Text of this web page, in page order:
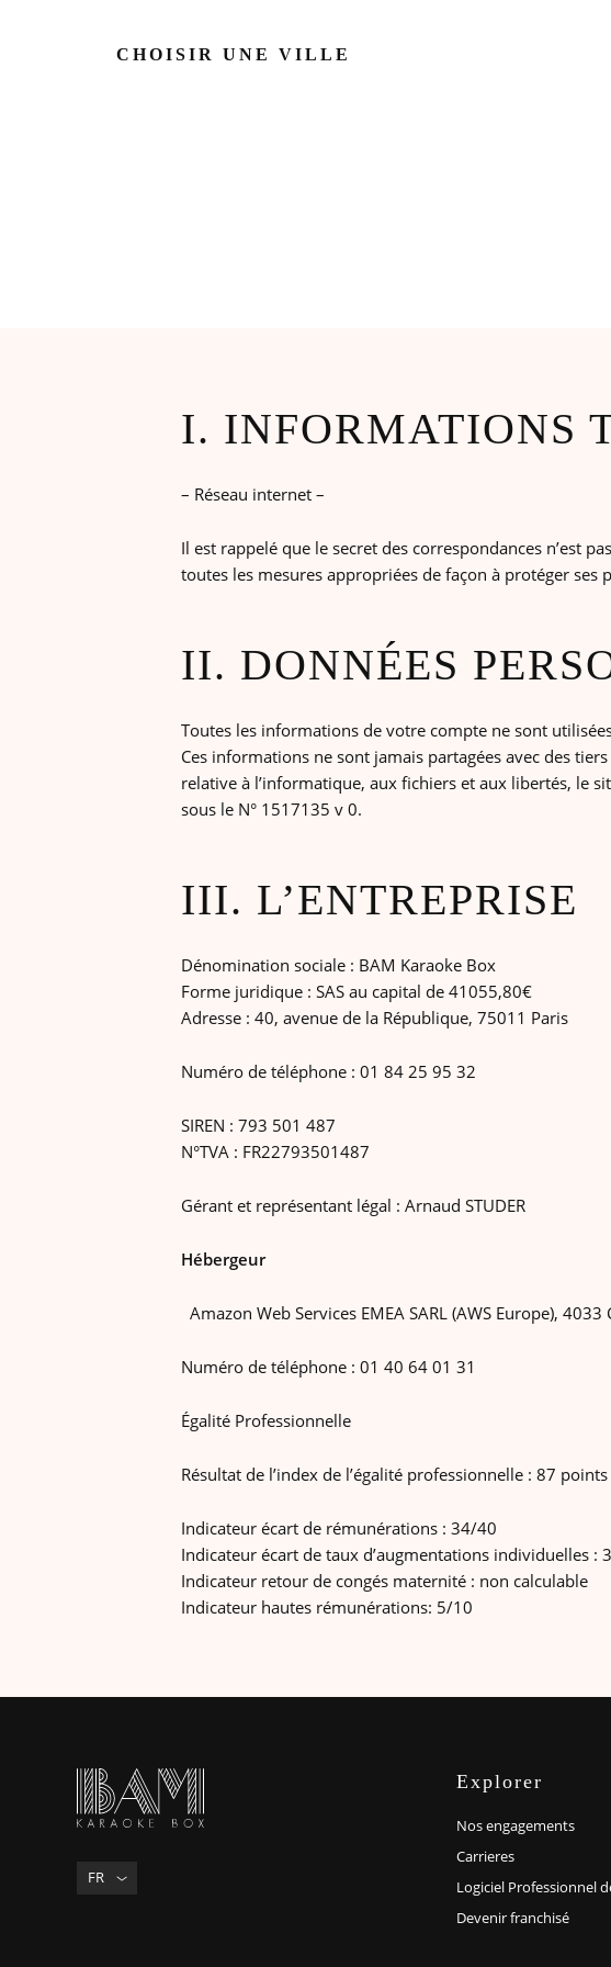
CHOISIR UNE VILLE
I. INFORMATIONS
– Réseau internet –
Il est rappelé que le secret des correspondances n’est
toutes les mesures appropriées de façon à protéger
II. DONNÉES
Toutes les informations de votre compte ne sont
Ces informations ne sont jamais partagées avec des
relative à l’informatique, aux fichiers et aux libertés, le
sous le N° 1517135 v 0.
III. L’ENTREPRISE
Dénomination sociale : BAM Karaoke Box
Forme juridique : SAS au capital de 41055,80€
Adresse : 40, avenue de la République, 75011 Paris
Numéro de téléphone : 01 84 25 95 32
SIREN : 793 501 487
N°TVA : FR22793501487
Gérant et représentant légal : Arnaud STUDER
Hébergeur
Amazon Web Services EMEA SARL (AWS Europe),
Numéro de téléphone : 01 40 64 01 31
Égalité Professionnelle
Résultat de l’index de l’égalité professionnelle : 87
Indicateur écart de rémunérations : 34/40
Indicateur écart de taux d’augmentations individuelles :
Indicateur retour de congés maternité : non calculable
Indicateur hautes rémunérations: 5/10
FR
Explorer
Nos engagements
Carrieres
Logiciel Professionnel
Devenir franchisé